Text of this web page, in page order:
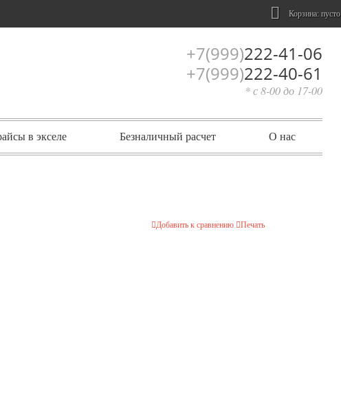
Корзина: пусто
+7(999)222-41-06
+7(999)222-40-61
* с 8-00 до 17-00
в экселе Безналичный расчет О нас
Добавить к сравнению Печать